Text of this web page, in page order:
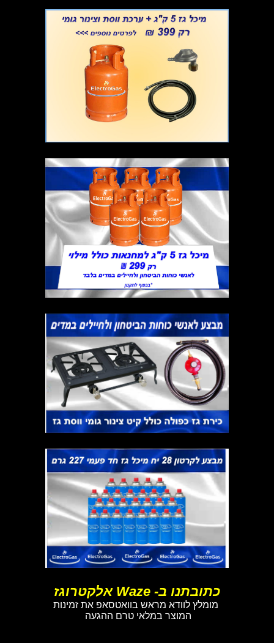
כתובתנו ב- Waze אלקטרוגז
מומלץ לוודא מראש בוואטסאפ את זמינות
המוצר במלאי טרם ההגעה